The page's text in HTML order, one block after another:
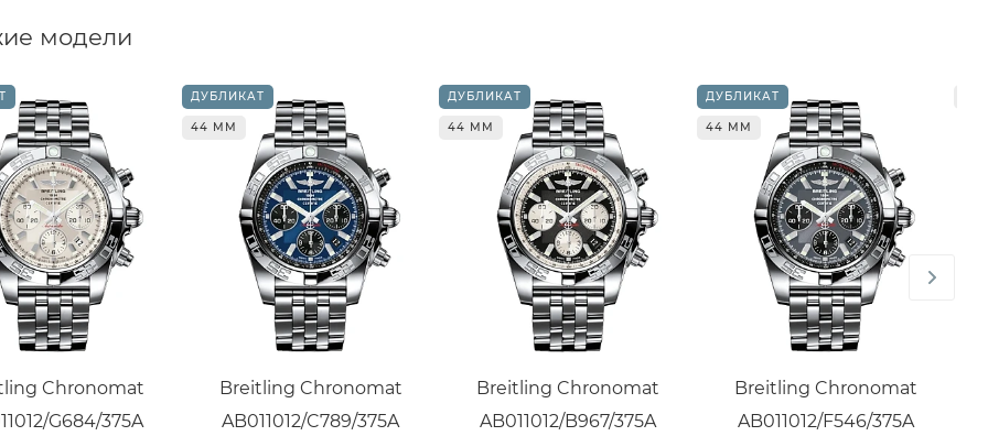
модели
Chronomat
G684/375A
ДУБЛИКАТ
44 ММ
Breitling Chronomat
AB011012/C789/375A
ДУБЛИКАТ
44 ММ
Breitling Chronomat
AB011012/B967/375A
ДУБЛИКАТ
44 ММ
Breitling Chronomat
AB011012/F546/375A